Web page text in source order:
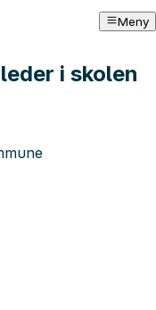
Meny
i skolen